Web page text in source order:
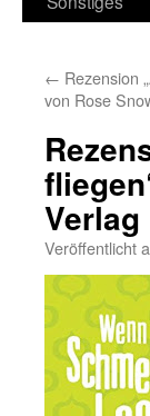
← Rezension
von Rose
Verlag
Veröffentlicht